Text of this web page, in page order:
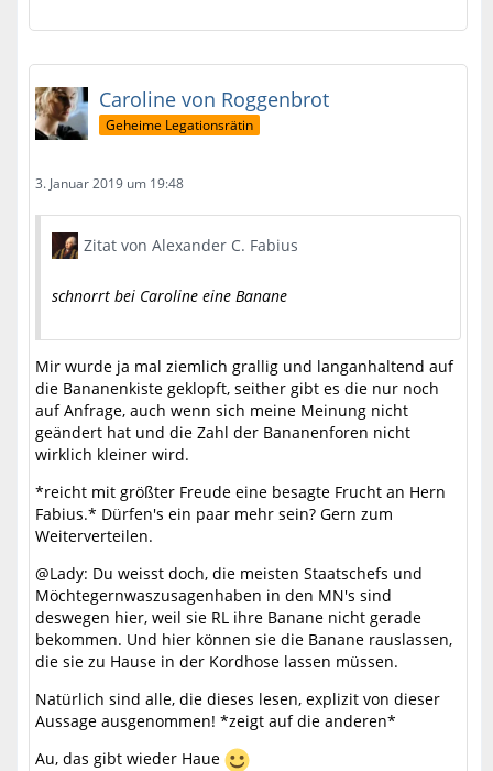
Caroline von Roggenbrot
Geheime Legationsrätin
3. Januar 2019 um 19:48
Zitat von Alexander C. Fabius
schnorrt bei Caroline eine Banane
Mir wurde ja mal ziemlich grallig und langanhaltend auf
die Bananenkiste geklopft, seither gibt es die nur noch
auf Anfrage, auch wenn sich meine Meinung nicht
geändert hat und die Zahl der Bananenforen nicht
wirklich kleiner wird.
*reicht mit größter Freude eine besagte Frucht an Hern
Fabius.* Dürfen's ein paar mehr sein? Gern zum
Weiterverteilen.
@Lady: Du weisst doch, die meisten Staatschefs und
Möchtegernwaszusagenhaben in den MN's sind
deswegen hier, weil sie RL ihre Banane nicht gerade
bekommen. Und hier können sie die Banane rauslassen,
die sie zu Hause in der Kordhose lassen müssen.
Natürlich sind alle, die dieses lesen, explizit von dieser
Aussage ausgenommen! *zeigt auf die anderen*
Au, das gibt wieder Haue